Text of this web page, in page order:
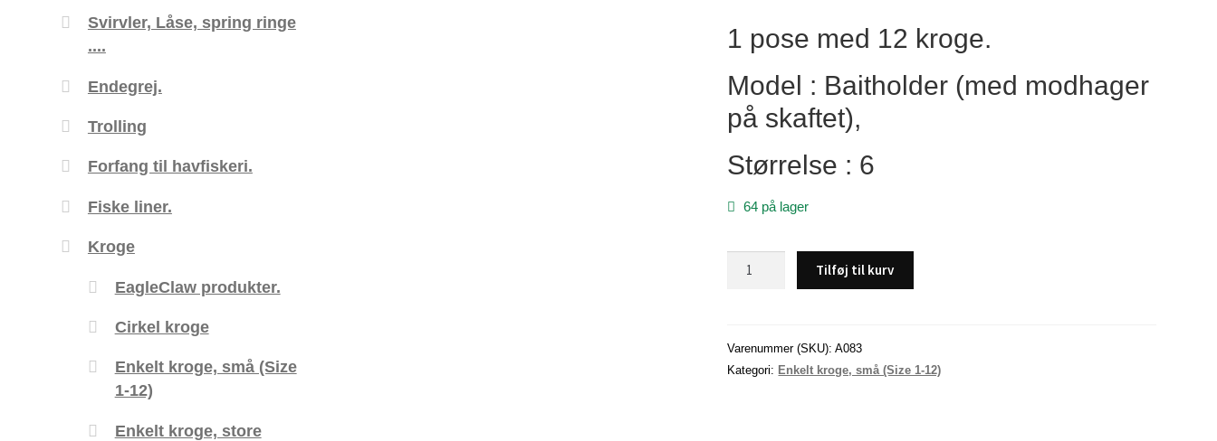
1 pose med 12 kroge.
Model : Baitholder (med modhager
på skaftet),
Størrelse : 6
64 på lager
6
(12
Tilføj til kurv
Varenummer (SKU):A083
Kategori: Enkelt kroge, små (Size 1-12)
Svirvler, Låse, spring ringe
....
Endegrej.
Trolling
Forfang til havfiskeri.
Fiske liner.
Kroge
EagleClaw produkter.
Cirkel kroge
Enkelt kroge, små (Size
1-12)
Enkelt kroge, store